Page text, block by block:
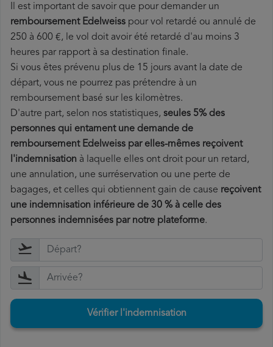
Il est important de savoir que pour demander un
remboursement Edelweiss pour vol retardé ou annulé de
250 à 600 €, le vol doit avoir été retardé d'au moins 3
heures par rapport à sa destination finale.
Si vous êtes prévenu plus de 15 jours avant la date de
départ, vous ne pourrez pas prétendre à un
remboursement basé sur les kilomètres.
D'autre part, selon nos statistiques, seules 5% des
personnes qui entament une demande de
remboursement Edelweiss par elles-mêmes reçoivent
l'indemnisation à laquelle elles ont droit pour un retard,
une annulation, une surréservation ou une perte de
bagages, et celles qui obtiennent gain de cause reçoivent
une indemnisation inférieure de 30 % à celle des
personnes indemnisées par notre plateforme.
Vérifier l'indemnisation